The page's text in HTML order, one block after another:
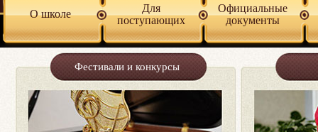
О школе
Для
поступающих
Официальные
документы
Фестивали и конкурсы